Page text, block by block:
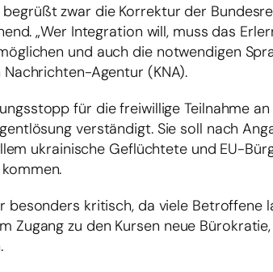
zwar die Korrektur der
„Wer Integration will, muss das
und auch die notwendigen
Agentur (KNA).
für die freiwillige Teilnahme
verständigt. Sie soll nach
ukrainische Geflüchtete und EU-
besonders kritisch, da viele Betroffene
Zugang zu den Kursen neue